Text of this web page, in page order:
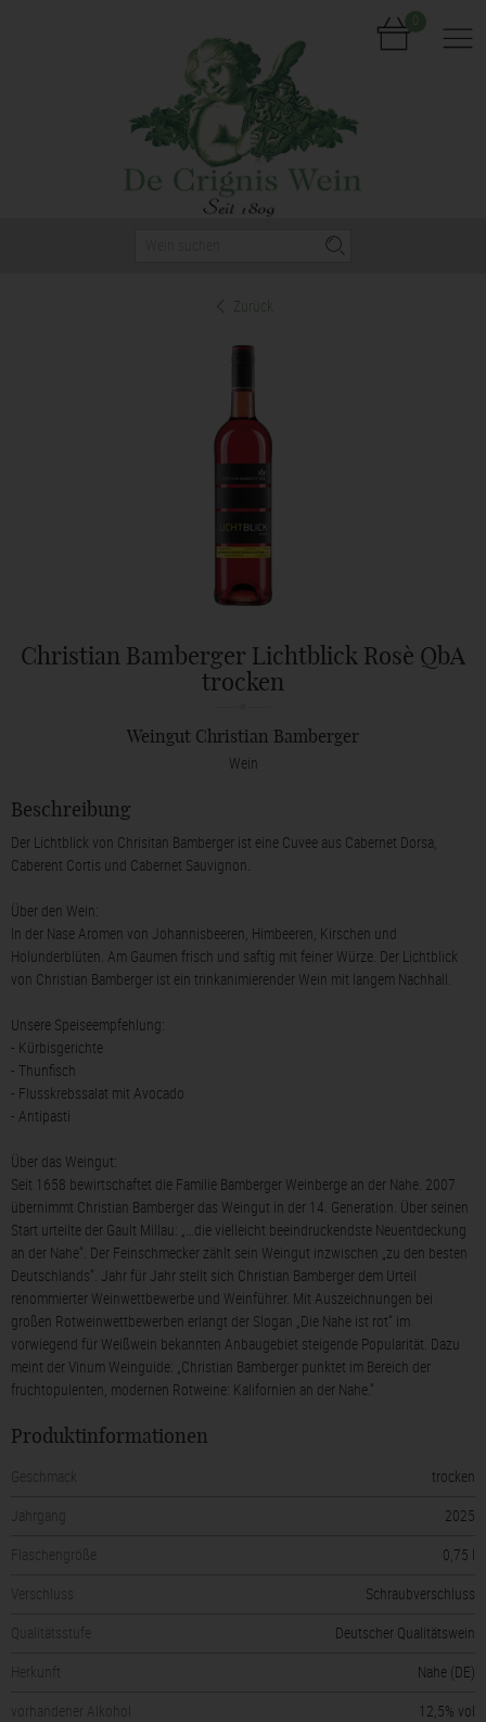
Zurück
Christian Bamberger Lichtblick Rosè QbA
trocken
Weingut Christian Bamberger
Wein
Beschreibung
Der Lichtblick von Chrisitan Bamberger ist eine Cuvee aus Cabernet Dorsa,
Caberent Cortis und Cabernet Sauvignon.
Über den Wein:
In der Nase Aromen von Johannisbeeren, Himbeeren, Kirschen und
Holunderblüten. Am Gaumen frisch und saftig mit feiner Würze. Der Lichtblick
von Christian Bamberger ist ein trinkanimierender Wein mit langem Nachhall.
Unsere Speiseempfehlung:
- Kürbisgerichte
- Thunfisch
- Flusskrebssalat mit Avocado
- Antipasti
Über das Weingut:
Seit 1658 bewirtschaftet die Familie Bamberger Weinberge an der Nahe. 2007
übernimmt Christian Bamberger das Weingut in der 14. Generation. Über seinen
Start urteilte der Gault Millau: „…die vielleicht beeindruckendste Neuentdeckung
an der Nahe“. Der Feinschmecker zählt sein Weingut inzwischen „zu den besten
Deutschlands“. Jahr für Jahr stellt sich Christian Bamberger dem Urteil
renommierter Weinwettbewerbe und Weinführer. Mit Auszeichnungen bei
großen Rotweinwettbewerben erlangt der Slogan „Die Nahe ist rot“ im
vorwiegend für Weißwein bekannten Anbaugebiet steigende Popularität. Dazu
meint der Vinum Weinguide: „Christian Bamberger punktet im Bereich der
fruchtopulenten, modernen Rotweine: Kalifornien an der Nahe.“
Produktinformationen
Geschmack
trocken
Jahrgang
2025
Flaschengröße
0,75 l
Verschluss
Schraubverschluss
Qualitätsstufe
Deutscher Qualitätswein
Herkunft
Nahe (DE)
vorhandener Alkohol
12,5% vol